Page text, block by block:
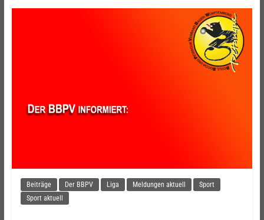
Beiträge Der BBPV Liga Meldungen aktuell
Sport
Sport aktuell